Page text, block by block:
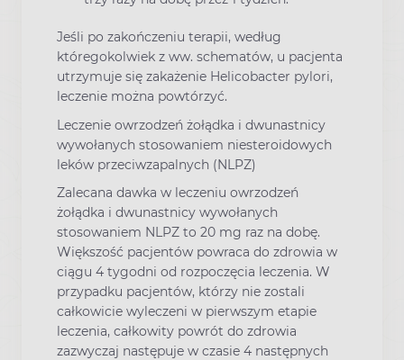
Jeśli po zakończeniu terapii, według
któregokolwiek z ww. schematów, u pacjenta
utrzymuje się zakażenie Helicobacter pylori,
leczenie można powtórzyć.
Leczenie owrzodzeń żołądka i dwunastnicy
wywołanych stosowaniem niesteroidowych
leków przeciwzapalnych (NLPZ)
Zalecana dawka w leczeniu owrzodzeń
żołądka i dwunastnicy wywołanych
stosowaniem NLPZ to 20 mg raz na dobę.
Większość pacjentów powraca do zdrowia w
ciągu 4 tygodni od rozpoczęcia leczenia. W
przypadku pacjentów, którzy nie zostali
całkowicie wyleczeni w pierwszym etapie
leczenia, całkowity powrót do zdrowia
zazwyczaj następuje w czasie 4 następnych